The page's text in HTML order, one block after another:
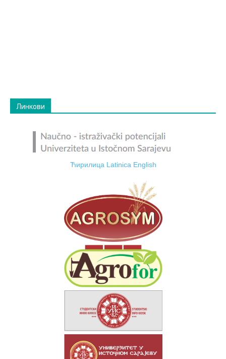
Линкови
Ћирилица Latinica English